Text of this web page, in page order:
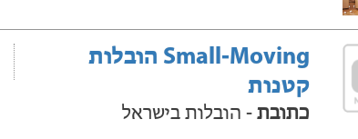
Small-Moving הובלות
קטנות
כתובת - הובלות בישראל